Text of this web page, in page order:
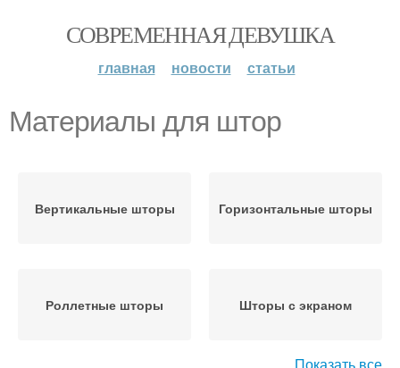
СОВРЕМЕННАЯ ДЕВУШКА
главная новости статьи
Материалы для штор
Вертикальные шторы Горизонтальные шторы
Роллетные шторы Шторы с экраном